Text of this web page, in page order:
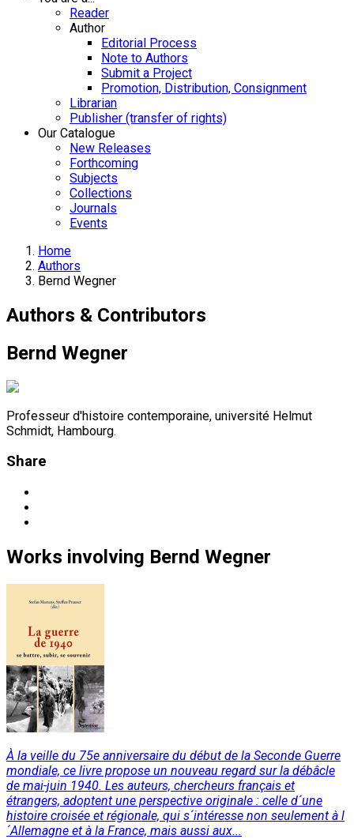
Reader
Author
Editorial Process
Note to Authors
Submit a Project
Promotion, Distribution, Consignment
Librarian
Publisher (transfer of rights)
Our Catalogue
New Releases
Forthcoming
Subjects
Collections
Journals
Events
Home
Authors
Bernd Wegner
Authors & Contributors
Bernd Wegner
Professeur d'histoire contemporaine, université Helmut
Schmidt, Hambourg.
Share
Works involving Bernd Wegner
À la veille du 75e anniversaire du début de la Seconde Guerre
mondiale, ce livre propose un nouveau regard sur la débâcle
de mai-juin 1940. Les auteurs, chercheurs français et
étrangers, adoptent une perspective originale : celle d´une
histoire croisée et régionale, qui s´intéresse non seulement à l
´Allemagne et à la France, mais aussi aux...